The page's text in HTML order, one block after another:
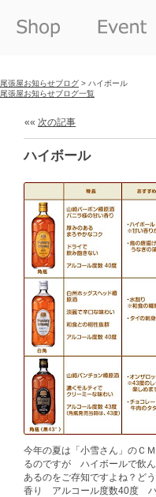
尾張屋お知らせブログ > ハイボール
尾張屋お知らせブログ一覧
«« 次の記事
ハイボール
今年の夏は「小雪さん」のＣ
るのですが ハイボールで飲
あるのをご存知ですよね？ど
香り アルコール度数40度